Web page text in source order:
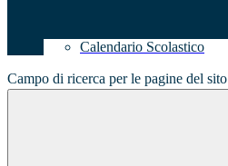
Calendario Scolastico
Campo di ricerca per le pagine del sito